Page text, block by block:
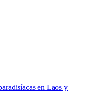
en Laos y